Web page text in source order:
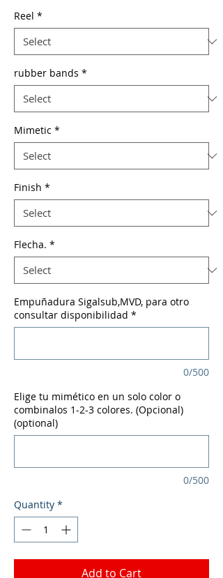
Reel *
rubber bands *
Mimetic *
Finish *
Flecha. *
Empuñadura Sigalsub,MVD, para otro
consultar disponibilidad *
0/500
Elige tu mimético en un solo color o
combinalos 1-2-3 colores. (Opcional)
(optional)
0/500
Quantity *
Add to Cart